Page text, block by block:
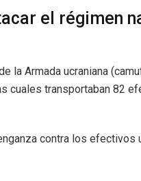
el régimen
la Armada ucraniana
cuales transportaban 82
contra los efectivos